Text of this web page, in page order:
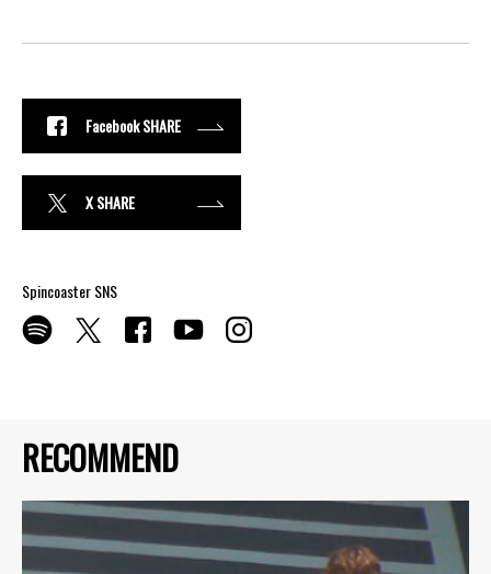
RECOMMEND
Facebook SHARE
X SHARE
Spincoaster SNS